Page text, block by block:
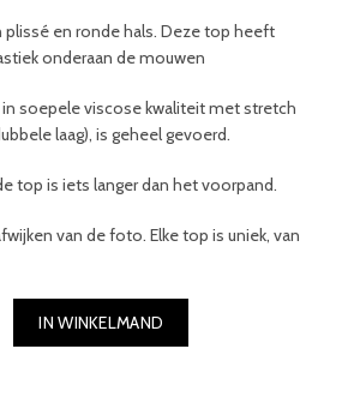
plissé en ronde hals. Deze top heeft
onderaan de mouwen
soepele viscose kwaliteit met stretch
laag), is geheel gevoerd.
top is iets langer dan het voorpand.
van de foto. Elke top is uniek, van
IN WINKELMAND